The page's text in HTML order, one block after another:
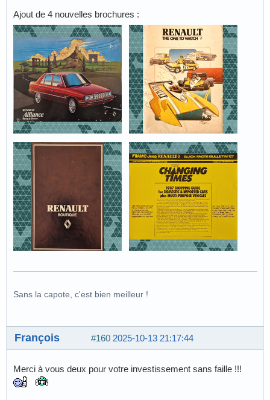
Ajout de 4 nouvelles brochures :
Sans la capote, c'est bien meilleur !
#160 2025-10-13 21:17:44
François
Merci à vous deux pour votre investissement sans faille !!!